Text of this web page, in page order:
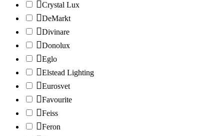
Crystal Lux
DeMarkt
Divinare
Donolux
Eglo
Elstead Lighting
Eurosvet
Favourite
Feiss
Feron